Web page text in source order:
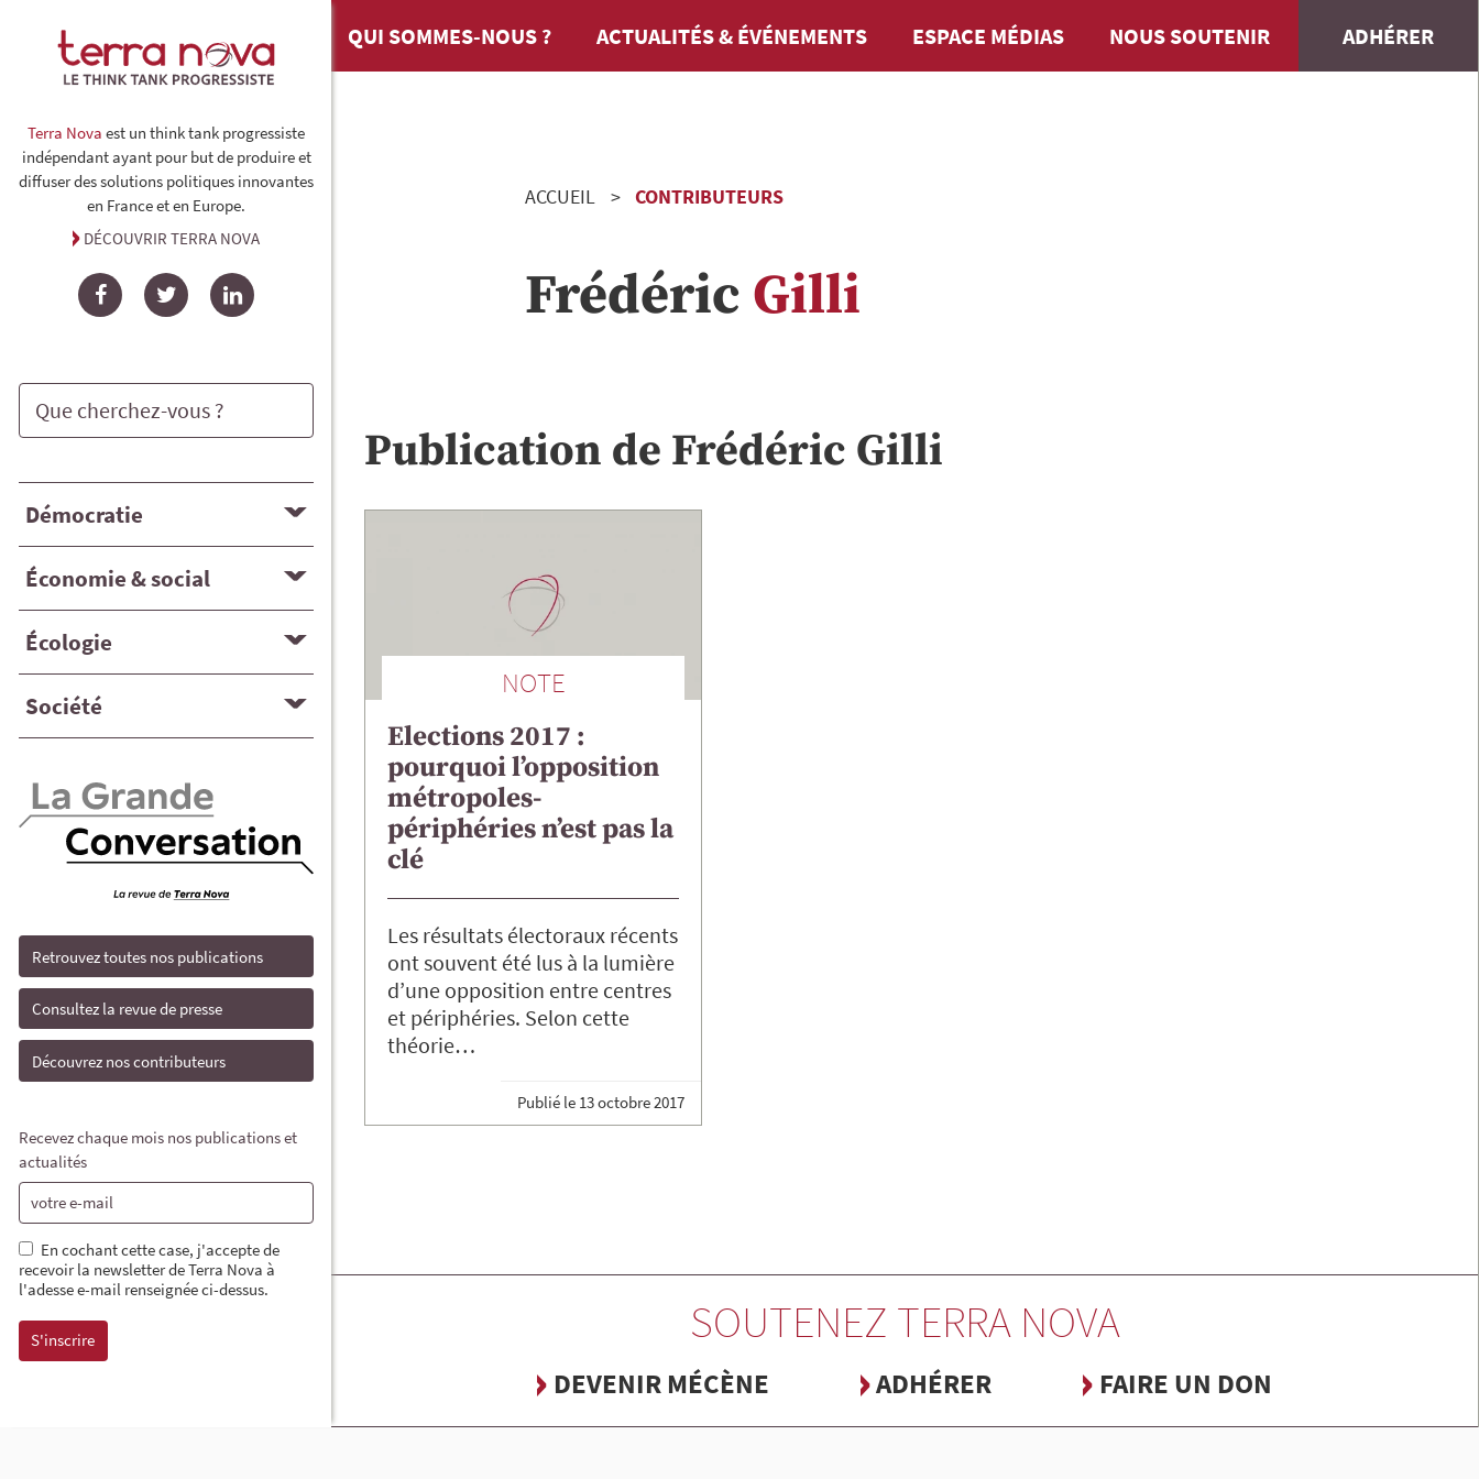
Terra Nova est un think tank progressiste
indépendant ayant pour but de produire et
diffuser des solutions politiques innovantes
en France et en Europe.
DÉCOUVRIR TERRA NOVA
FacebookTwitterLinkedIn
Démocratie
Économie & social
Écologie
Société
Retrouvez toutes nos publications
Consultez la revue de presse
Découvrez nos contributeurs
Recevez chaque mois nos publications et
actualités
En cochant cette case, j'accepte de
recevoir la newsletter de Terra Nova à
l'adesse e-mail renseignée ci-dessus.
QUI SOMMES-NOUS ? ACTUALITÉS & ÉVÉNEMENTS ESPACE MÉDIAS NOUS SOUTENIR ADHÉRER
ACCUEIL CONTRIBUTEURS
Frédéric Gilli
Publication de Frédéric Gilli
NOTE
Elections 2017 :
pourquoi l’opposition
métropoles-
périphéries n’est pas la
clé
Les résultats électoraux récents
ont souvent été lus à la lumière
d’une opposition entre centres
et périphéries. Selon cette
théorie…
Publié le 13 octobre 2017
SOUTENEZ TERRA NOVA
DEVENIR MÉCÈNE ADHÉRER FAIRE UN DON